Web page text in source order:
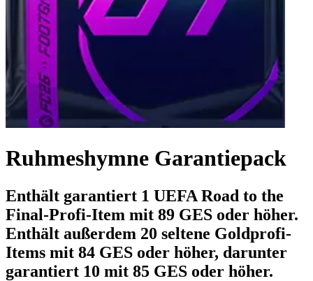
Ruhmeshymne Garantiepack
Enthält garantiert 1 UEFA Road to the
Final-Profi-Item mit 89 GES oder höher.
Enthält außerdem 20 seltene Goldprofi-
Items mit 84 GES oder höher, darunter
garantiert 10 mit 85 GES oder höher.